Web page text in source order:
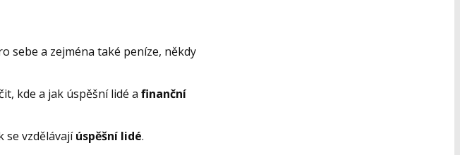
sebe a zejména také peníze, někdy
kde a jak úspěšní lidé a finanční
se vzdělávajíúspěšní lidé.